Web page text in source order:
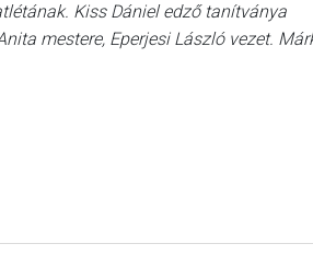
Kiss Dániel edző tanítványa
mestere, Eperjesi László vezet.